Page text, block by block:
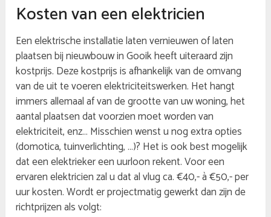
Kosten van een elektricien
Een elektrische installatie laten vernieuwen of laten
plaatsen bij nieuwbouw in Gooik heeft uiteraard zijn
kostprijs. Deze kostprijs is afhankelijk van de omvang
van de uit te voeren elektriciteitswerken. Het hangt
immers allemaal af van de grootte van uw woning, het
aantal plaatsen dat voorzien moet worden van
elektriciteit, enz… Misschien wenst u nog extra opties
(domotica, tuinverlichting, …)? Het is ook best mogelijk
dat een elektrieker een uurloon rekent. Voor een
ervaren elektricien zal u dat al vlug ca. €40,- à €50,- per
uur kosten. Wordt er projectmatig gewerkt dan zijn de
richtprijzen als volgt: